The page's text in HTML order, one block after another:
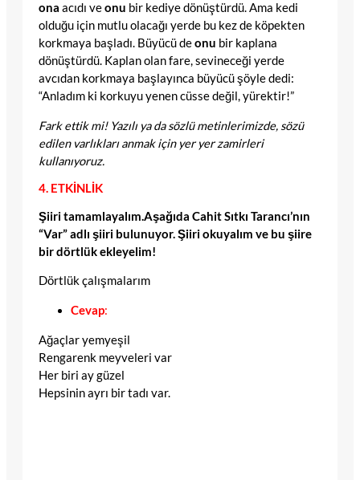
ona acıdı veonu bir kediye dönüştürdü. Ama kedi
olduğu için mutlu olacağı yerde bu kez de köpekten
korkmaya başladı. Büyücü deonu bir kaplana
dönüştürdü. Kaplan olan fare, sevineceği yerde
avcıdan korkmaya başlayınca büyücü şöyle dedi:
“Anladım ki korkuyu yenen cüsse değil, yürektir!”
Fark ettik mi! Yazılı ya da sözlü metinlerimizde, sözü
edilen varlıkları anmak için yer yer zamirleri
kullanıyoruz.
4. ETKİNLİK
Şiiri tamamlayalım.Aşağıda Cahit Sıtkı Tarancı’nın
“Var” adlı şiiri bulunuyor. Şiiri okuyalım ve bu şiire
bir dörtlük ekleyelim!
Dörtlük çalışmalarım
Cevap:
Ağaçlar yemyeşil
Rengarenk meyveleri var
Her biri ay güzel
Hepsinin ayrı bir tadı var.